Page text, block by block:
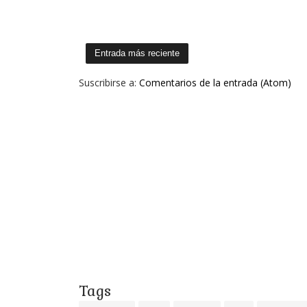
Entrada más reciente
Suscribirse a: Comentarios de la entrada (Atom)
Tags